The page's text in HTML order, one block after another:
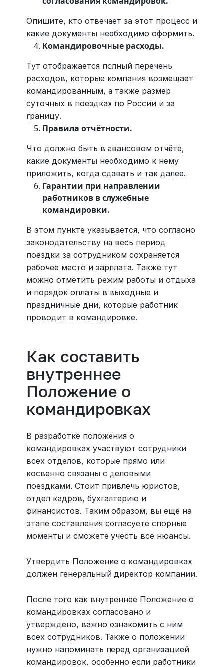
Опишите, кто отвечает за этот процесс и
какие документы необходимо оформить.
Командировочные расходы.
Тут отображается полный перечень
расходов, которые компания возмещает
командированным, а также размер
суточных в поездках по России и за
границу.
Правила отчётности.
Что должно быть в авансовом отчёте,
какие документы необходимо к нему
приложить, когда сдавать и так далее.
Гарантии при направлении
работников в служебные
командировки.
В этом пункте указывается, что согласно
законодательству на весь период
поездки за сотрудником сохраняется
рабочее место и зарплата. Также тут
можно отметить режим работы и отдыха
и порядок оплаты в выходные и
праздничные дни, которые работник
проводит в командировке.
Как составить
внутреннее
Положение о
командировках
В разработке положения о
командировках участвуют сотрудники
всех отделов, которые прямо или
косвенно связаны с деловыми
поездками. Стоит привлечь юристов,
отдел кадров, бухгалтерию и
финансистов. Таким образом, вы ещё на
этапе составления согласуете спорные
моменты и сможете учесть все нюансы.
Утвердить Положение о командировках
должен генеральный директор компании.
После того как внутреннее Положение о
командировках согласовано и
утверждено, важно ознакомить с ним
всех сотрудников. Также о положении
нужно напоминать перед организацией
командировок, особенно если работники